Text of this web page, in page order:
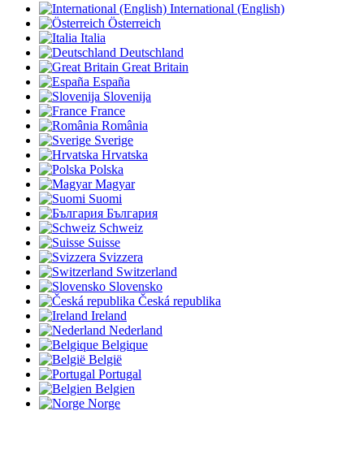
International (English)
Österreich
Italia
Deutschland
Great Britain
España
Slovenija
France
România
Sverige
Hrvatska
Polska
Magyar
Suomi
България
Schweiz
Suisse
Svizzera
Switzerland
Slovensko
Česká republika
Ireland
Nederland
Belgique
België
Portugal
Belgien
Norge